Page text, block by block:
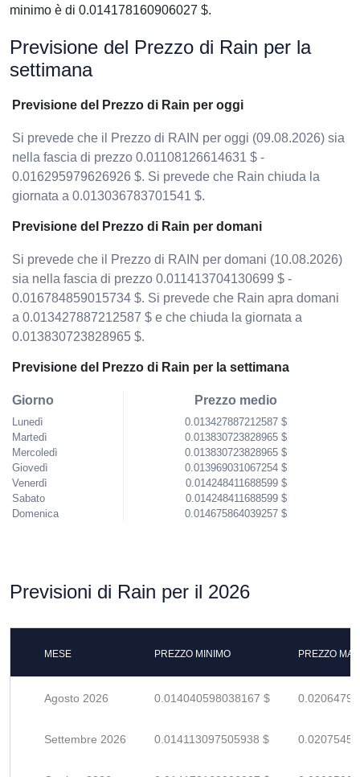
minimo è di 0.014178160906027 $.
Previsione del Prezzo di Rain per la
settimana
Previsione del Prezzo di Rain per oggi
Si prevede che il Prezzo di RAIN per oggi (09.08.2026) sia
nella fascia di prezzo 0.01108126614631 $ -
0.016295979626926 $. Si prevede che Rain chiuda la
giornata a 0.013036783701541 $.
Previsione del Prezzo di Rain per domani
Si prevede che il Prezzo di RAIN per domani (10.08.2026)
sia nella fascia di prezzo 0.011413704130699 $ -
0.016784859015734 $. Si prevede che Rain apra domani
a 0.013427887212587 $ e che chiuda la giornata a
0.013830723828965 $.
Previsione del Prezzo di Rain per la settimana
Giorno
Lunedì
Martedì
Mercoledì
Giovedì
Venerdì
Sabato
Domenica
Prezzo medio
0.013427887212587 $
0.013830723828965 $
0.013830723828965 $
0.013969031067254 $
0.014248411688599 $
0.014248411688599 $
0.014675864039257 $
Previsioni di Rain per il 2026
MESE PREZZO MINIMO PREZZO
Agosto 2026 0.014040598038167 $
Settembre 2026 0.014113097505938 $